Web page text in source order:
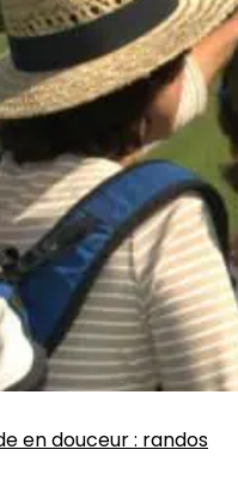
en douceur : randos